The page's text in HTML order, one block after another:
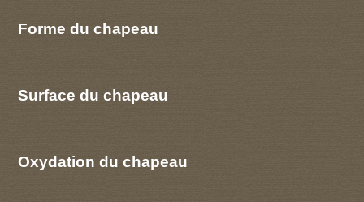
Forme du chapeau
Surface du chapeau
Oxydation du chapeau